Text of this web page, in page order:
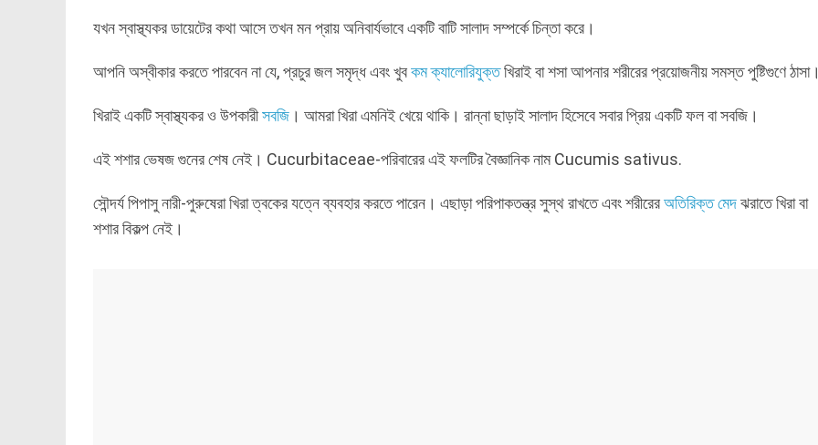
যখন স্বাস্থ্যকর ডায়েটের কথা আসে তখন মন প্রায় অনিবার্যভাবে একটি বাটি সালাদ সম্পর্কে চিন্তা করে।
আপনি অস্বীকার করতে পারবেন না যে, প্রচুর জল সমৃদ্ধ এবং খুবকম ক্যালোরিযুক্তখিরাই বা শসা আপনার শরীরের প্রয়োজনীয় সমস্ত পুষ্টিগুণে
খিরাই একটি স্বাস্থ্যকর ও উপকারীসবজি । আমরা খিরা এমনিই খেয়ে থাকি। রান্না ছাড়াই সালাদ হিসেবে সবার প্রিয় একটি ফল বা সবজি।
এই শশার ভেষজ গুনের শেষ নেই। Cucurbitaceae-পরিবারের এই ফলটির বৈজ্ঞানিক নাম Cucumis sativus.
সৌন্দর্য পিপাসু নারী-পুরুষেরা খিরা ত্বকের যত্নে ব্যবহার করতে পারেন। এছাড়া পরিপাকতন্ত্র সুস্থ রাখতে এবং শরীরেরঅতিরিক্ত মেদঝরাতে খিরা বা
শশার বিকল্প নেই।